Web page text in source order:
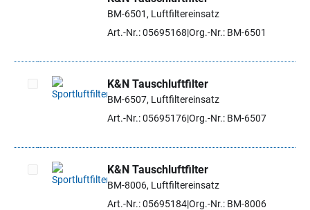
Artikel auswählen
BM-6501, Luftfiltereinsatz
Art.-Nr.: 05695168 Org.-Nr.: BM-6501
Artikel auswählen
K&N Tauschluftfilter
BM-6507, Luftfiltereinsatz
Art.-Nr.: 05695176Org.-Nr.: BM-6507
Artikel auswählen
K&N Tauschluftfilter
BM-8006, Luftfiltereinsatz
Art.-Nr.: 05695184Org.-Nr.: BM-8006